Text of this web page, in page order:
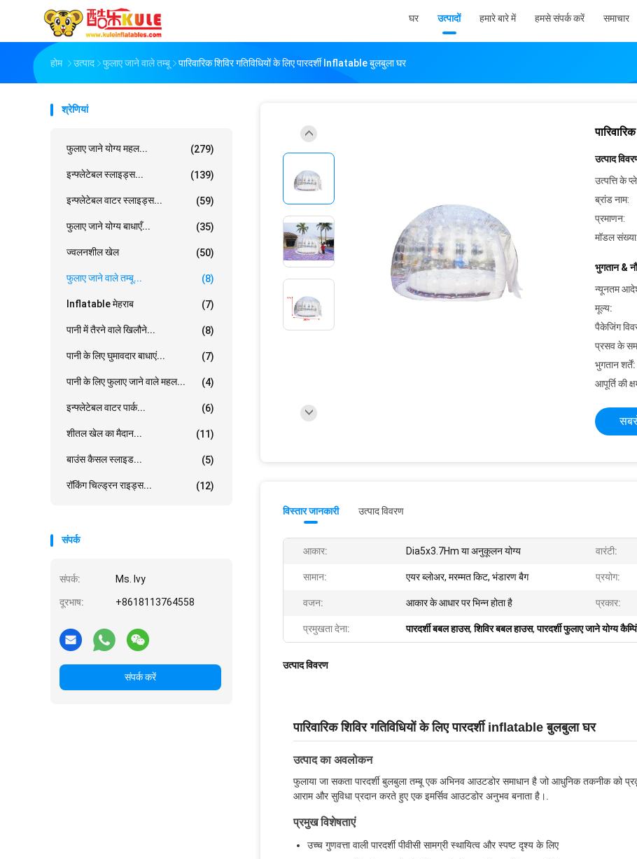
घर उत्पादों हमारे बारे में हमसे संपर्क करें समाचार
होम उत्पाद फुलाए जाने वाले तम्बू पारिवारिक शिविर गतिविधियों के लिए पारदर्शी Inflatable बुलबुला घर
श्रेणियां
फुलाए जाने योग्य महल... (279)
इन्फ्लेटेबल स्लाइड्स... (139)
इन्फ्लेटेबल वाटर स्लाइड्स... (59)
फुलाए जाने योग्य बाधाएँ... (35)
ज्वलनशील खेल (50)
फुलाए जाने वाले तम्बू... (8)
Inflatable मेहराब (7)
पानी में तैरने वाले खिलौने... (8)
पानी के लिए घुमावदार बाधाएं... (7)
पानी के लिए फुलाए जाने वाले महल... (4)
इन्फ्लेटेबल वाटर पार्क... (6)
शीतल खेल का मैदान... (11)
बाउंस कैसल स्लाइड... (5)
रॉकिंग चिल्ड्रन राइड्स... (12)
संपर्क
संपर्क: Ms. Ivy
दूरभाष: +8618113764558
संपर्क करें
उत्पाद
उत्पत्ति के
ब्रांड नाम:
प्रमाणन:
मॉडल संख्या:
भुगतान &
न्यूनतम
मूल्य:
पैकेजिंग
प्रसव के
भुगतान शर्तें:
आपूर्ति की
विस्तार जानकारी उत्पाद विवरण
आकार: Dia5x3.7Hm या अनुकूलन योग्य वारंटी:
सामान: एयर ब्लोअर, मरम्मत किट, भंडारण बैग प्रयोग:
वजन: आकार के आधार पर भिन्न होता है प्रकार:
प्रमुखता देना: पारदर्शी बबल हाउस,शिविर बबल हाउस,पारदर्शी फुलाए जाने योग्य
उत्पाद विवरण
पारिवारिक शिविर गतिविधियों के लिए पारदर्शी inflatable बुलबुला घर
उत्पाद का अवलोकन
फुलाया जा सकता पारदर्शी बुलबुला तम्बू एक अभिनव आउटडोर समाधान है जो आधुनिक तकनीक को
आराम और सुविधा प्रदान करते हुए एक इमर्सिव आउटडोर अनुभव बनाता है।.
प्रमुख विशेषताएं
उच्च गुणवत्ता वाली पारदर्शी पीवीसी सामग्री स्थायित्व और स्पष्ट दृश्य के लिए